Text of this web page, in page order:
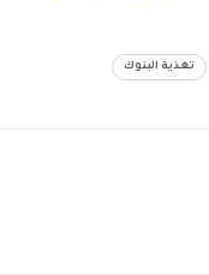
تغذية البنوك